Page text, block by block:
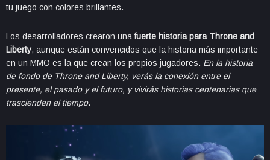
tu juego con colores brillantes.
Los desarrolladores crearon unafuerte historia para Throne and
Liberty, aunque están convencidos que la historia más importante
en un MMO es la que crean los propios jugadores. En la historia
de fondo de Throne and Liberty, verás la conexión entre el
presente, el pasado y el futuro, y vivirás historias centenarias que
trascienden el tiempo.